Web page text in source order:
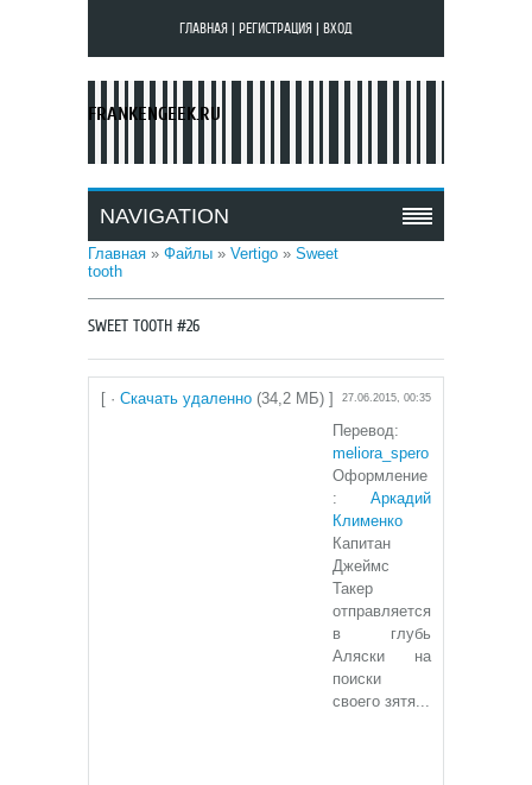
ГЛАВНАЯ РЕГИСТРАЦИЯ ВХОД
FRANKENGEEK.RU
NAVIGATION
Главная » Файлы » Vertigo » Sweet
tooth
SWEET TOOTH #26
[ · Скачать удаленно (34,2 МБ) ] 27.06.2015, 00:35
Перевод:
meliora_spero
Оформление
: Аркадий
Клименко
Капитан
Джеймс
Такер
отправляется
в глубь
Аляски на
поиски
своего зятя...